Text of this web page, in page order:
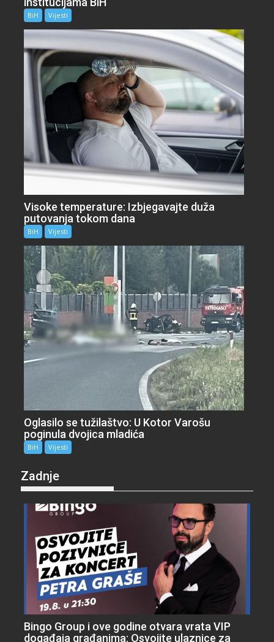
BiH Vijesti
Visoke temperature: Izbjegavajte duža
putovanja tokom dana
BiH Vijesti
Oglasilo se tužilaštvo: U Kotor Varošu
poginula dvojica mladića
BiH Vijesti
Zadnje
Bingo Group i ove godine otvara vrata VIP
događaja građanima: Osvojite ulaznice za